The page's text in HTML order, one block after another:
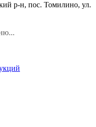
р-н, пос. Томилино, ул.